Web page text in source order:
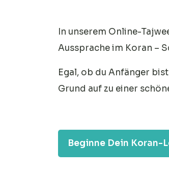
In unserem Online-
Aussprache im Koran –
Egal, ob du Anfänger
Grund auf zu einer
Beginne Dein Koran-